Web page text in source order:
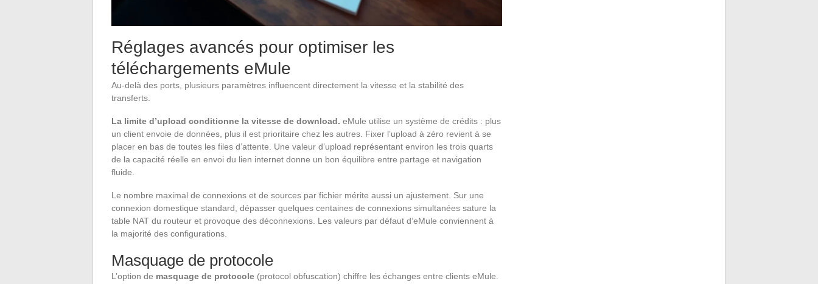
Réglages avancés pour optimiser les
téléchargements eMule
Au-delà des ports, plusieurs paramètres influencent directement la vitesse et la stabilité des
transferts.
La limite d’upload conditionne la vitesse de download. eMule utilise un système de crédits : plus
un client envoie de données, plus il est prioritaire chez les autres. Fixer l’upload à zéro revient à se
placer en bas de toutes les files d’attente. Une valeur d’upload représentant environ les trois quarts
de la capacité réelle en envoi du lien internet donne un bon équilibre entre partage et navigation
fluide.
Le nombre maximal de connexions et de sources par fichier mérite aussi un ajustement. Sur une
connexion domestique standard, dépasser quelques centaines de connexions simultanées sature la
table NAT du routeur et provoque des déconnexions. Les valeurs par défaut d’eMule conviennent à
la majorité des configurations.
Masquage de protocole
L’option de masquage de protocole (protocol obfuscation) chiffre les échanges entre clients eMule.